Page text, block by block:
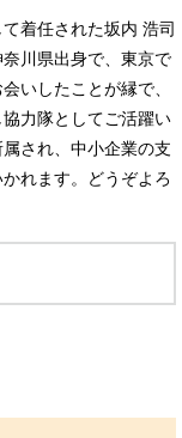
着任された坂内 浩司
川県出身で、東京で
いしたことが縁で、
力隊としてご活躍い
され、中小企業の支
れます。どうぞよろ